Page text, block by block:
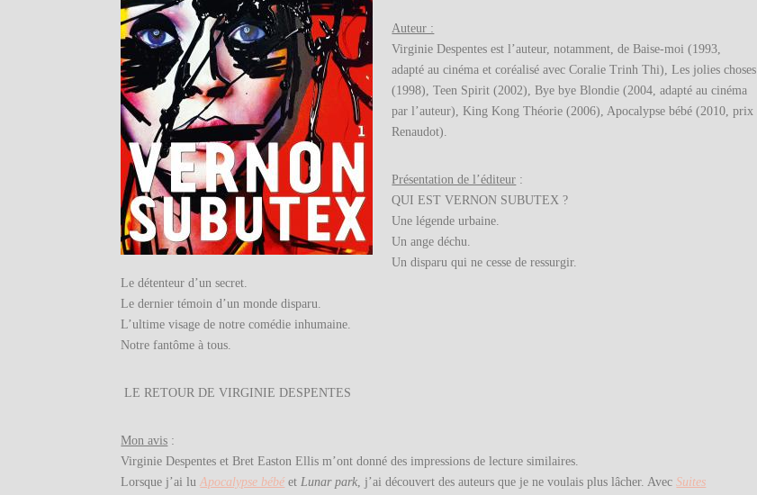
Auteur :
Virginie Despentes est l’auteur, notamment, de Baise-moi (1993,
adapté au cinéma et coréalisé avec Coralie Trinh Thi), Les jolies choses
(1998), Teen Spirit (2002), Bye bye Blondie (2004, adapté au cinéma
par l’auteur), King Kong Théorie (2006), Apocalypse bébé (2010, prix
Renaudot).
Présentation de l’éditeur :
QUI EST VERNON SUBUTEX ?
Une légende urbaine.
Un ange déchu.
Un disparu qui ne cesse de ressurgir.
Le détenteur d’un secret.
Le dernier témoin d’un monde disparu.
L’ultime visage de notre comédie inhumaine.
Notre fantôme à tous.
LE RETOUR DE VIRGINIE DESPENTES
Mon avis :
Virginie Despentes et Bret Easton Ellis m’ont donné des impressions de lecture similaires.
Lorsque j’ai luApocalypse bébé etLunar park, j’ai découvert des auteurs que je ne voulais plus lâcher. AvecSuites